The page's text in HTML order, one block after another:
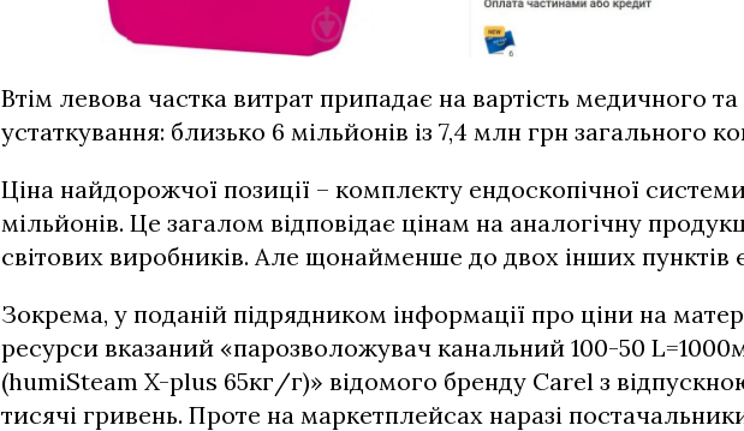
Втім левова частка витрат припадає на вартість медичного
устаткування: близько 6 мільйонів із 7,4 млн грн загального
Ціна найдорожчої позиції – комплекту ендоскопічної
мільйонів. Це загалом відповідає цінам на аналогічну
світових виробників. Але щонайменше до двох інших пунктів
Зокрема, у поданій підрядником інформації про ціни на
ресурси вказаний «парозволожувач канальний 100-50
(humiSteam X-plus 65кг/г)» відомого бренду Carel з
тисячі гривень. Проте на маркетплейсах наразі